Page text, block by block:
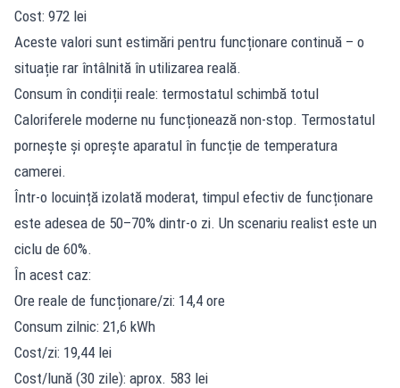
Cost: 972 lei
Aceste valori sunt estimări pentru funcționare continuă – o
situație rar întâlnită în utilizarea reală.
Consum în condiții reale: termostatul schimbă totul
Caloriferele moderne nu funcționează non-stop. Termostatul
pornește și oprește aparatul în funcție de temperatura
camerei.
Într-o locuință izolată moderat, timpul efectiv de funcționare
este adesea de 50–70% dintr-o zi. Un scenariu realist este un
ciclu de 60%.
În acest caz:
Ore reale de funcționare/zi: 14,4 ore
Consum zilnic: 21,6 kWh
Cost/zi: 19,44 lei
Cost/lună (30 zile): aprox. 583 lei